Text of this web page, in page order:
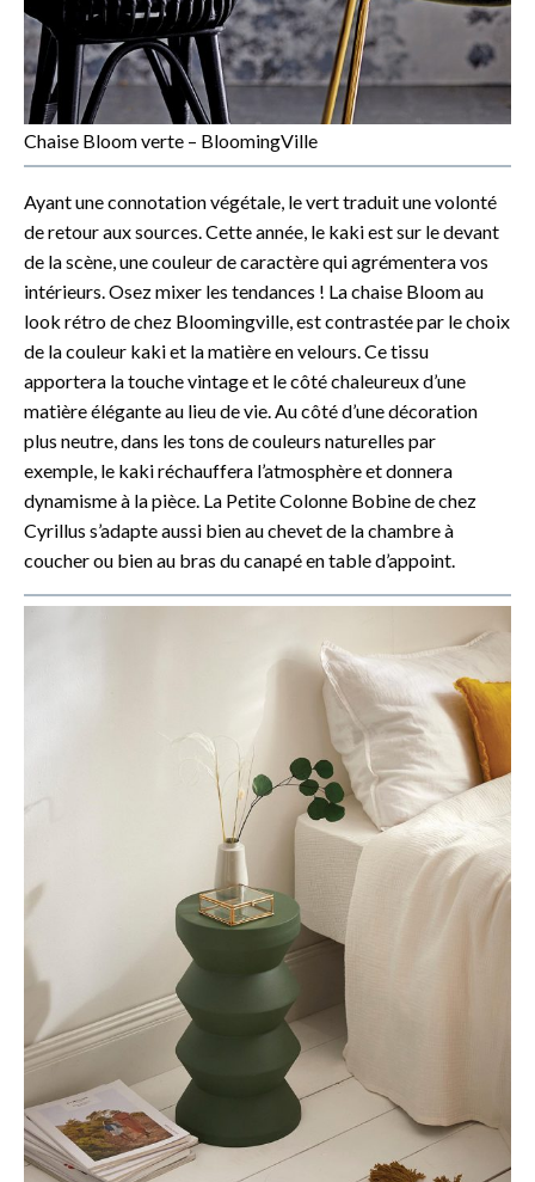
Chaise Bloom verte – BloomingVille
Ayant une connotation végétale, le vert traduit une volonté
de retour aux sources. Cette année, le kaki est sur le devant
de la scène, une couleur de caractère qui agrémentera vos
intérieurs. Osez mixer les tendances ! La chaise Bloom au
look rétro de chez Bloomingville, est contrastée par le choix
de la couleur kaki et la matière en velours. Ce tissu
apportera la touche vintage et le côté chaleureux d’une
matière élégante au lieu de vie. Au côté d’une décoration
plus neutre, dans les tons de couleurs naturelles par
exemple, le kaki réchauffera l’atmosphère et donnera
dynamisme à la pièce. La Petite Colonne Bobine de chez
Cyrillus s’adapte aussi bien au chevet de la chambre à
coucher ou bien au bras du canapé en table d’appoint.